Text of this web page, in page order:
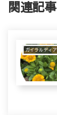
関連記事
ガイラルディア